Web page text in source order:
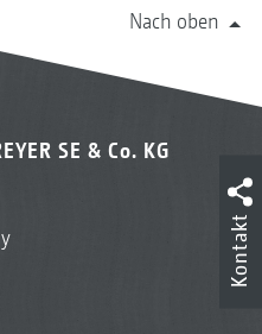
Nach oben
SE & Co. KG
Kontakt